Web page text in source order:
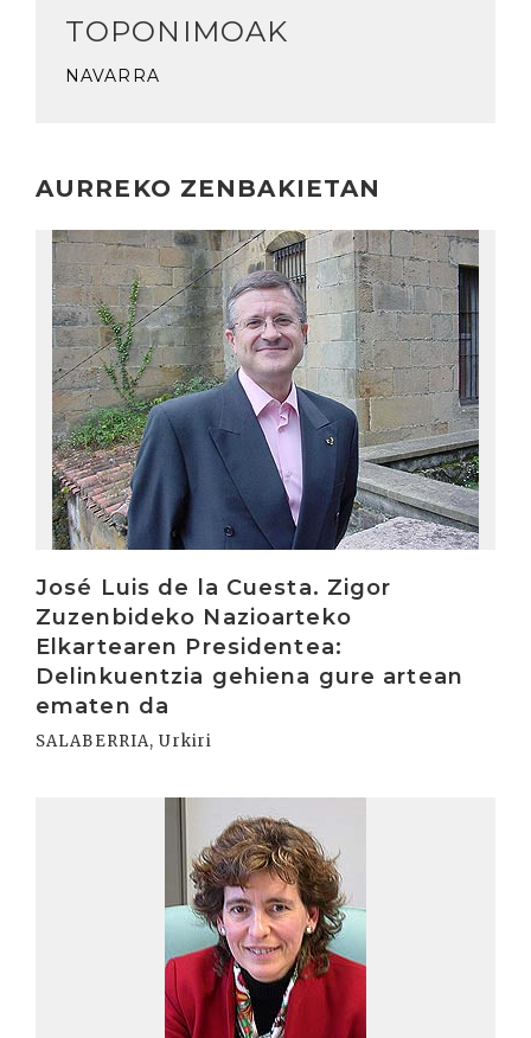
TOPONIMOAK
NAVARRA
AURREKO ZENBAKIETAN
José Luis de la Cuesta. Zigor
Zuzenbideko Nazioarteko
Elkartearen Presidentea:
Delinkuentzia gehiena gure artean
ematen da
SALABERRIA, Urkiri
Irakurri